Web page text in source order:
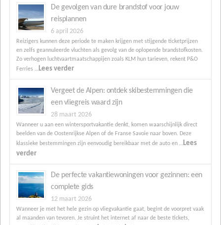
De gevolgen van dure brandstof voor jouw
reisplannen
6 april 2026
Reizigers kunnen deze periode te maken krijgen met stijgende ticketprijzen
en zelfs geannuleerde vluchten als gevolg van de oplopende brandstofkosten.
Zo verhogen luchtvaartmaatschappijen zoals KLM hun tarieven, rekent P&O
Ferries …Lees verder
Vergeet de Alpen: ontdek skibestemmingen die
een vliegreis waard zijn
28 maart 2026
Wanneer u aan een wintersportvakantie denkt, komen waarschijnlijk direct
beelden van de Oostenrijkse Alpen of de Franse Savoie naar boven. Deze
klassieke bestemmingen zijn eenvoudig bereikbaar met de auto en …Lees
verder
De perfecte vakantiewoningen voor gezinnen: een
complete gids
12 maart 2026
Wanneer je met het hele gezin op vliegvakantie gaat, begint de voorpret vaak
al maanden van tevoren. Je struint het internet af naar de beste tickets,